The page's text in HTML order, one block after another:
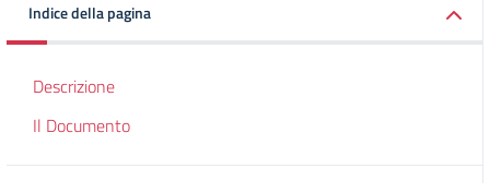
Indice della pagina
Descrizione
Il Documento